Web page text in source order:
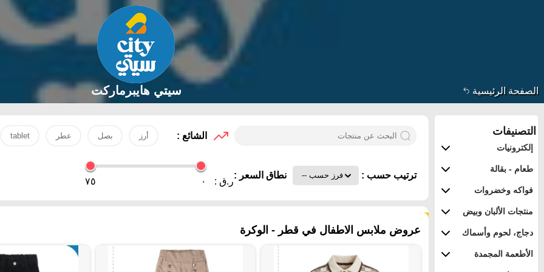
الصفحة الرئيسية سيتي هايبرماركت
التصنيفات
إلكترونيات
طعام - بقالة
فواكه وخضروات
منتجات الألبان وبيض
دجاج، لحوم وأسماك
الأطعمة المجمدة
الشائع : أرز بصل عطر tablet
ترتيب حسب : نطاق السعر :
ر.ق : ٠ ٧٥
عروض ملابس الاطفال في قطر - الوكرة